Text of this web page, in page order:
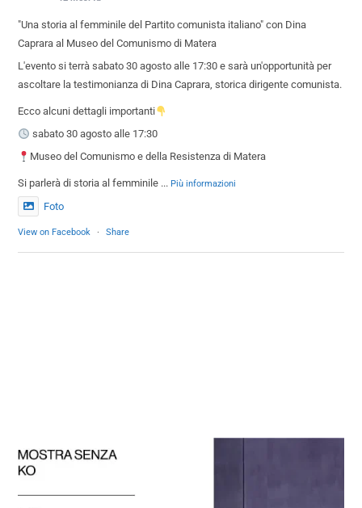
"Una storia al femminile del Partito comunista italiano" con Dina
Caprara al Museo del Comunismo di Matera
L'evento si terrà sabato 30 agosto alle 17:30 e sarà un'opportunità per
ascoltare la testimonianza di Dina Caprara, storica dirigente comunista.
Ecco alcuni dettagli importanti
sabato 30 agosto alle 17:30
Museo del Comunismo e della Resistenza di Matera
Si parlerà di storia al femminile ... Più informazioni
Foto
View on Facebook · Share